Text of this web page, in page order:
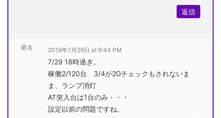
返信
匿名 2019年7月29日 at 9:44 PM
7/29 18時過ぎ。
稼働2/120台 3/4が2Gチェックもされないま
ま、ランプ消灯
AT突入台は1台のみ・・・
設定以前の問題ですね。